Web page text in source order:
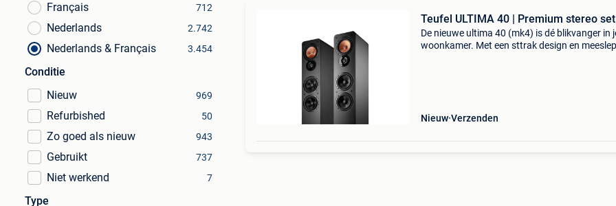
Français
712
Nederlands 2.742
Nederlands & Français 3.454
Conditie
Nieuw
969
Refurbished 50
Zo goed als nieuw 943
Gebruikt 737
Niet werkend 7
Type
Teufel ULTIMA 40 | Premium stereo set
De nieuwe ultima 40 (mk4) is dé blikvanger in
woonkamer. Met een sttrak design en
Nieuw Verzenden